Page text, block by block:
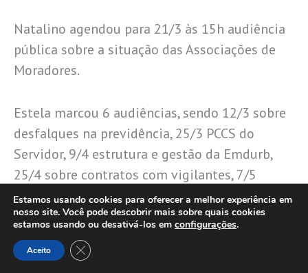
Natalino agendou para 21/3 às 15h audiência
pública sobre a situação das Associações de
Moradores.
Estela marcou 6 audiências, sendo 12/3 sobre
desfalques na previdência, 25/3 PCCS do
Servidor, 9/4 estrutura e gestão da Emdurb,
25/4 sobre contratos com vigilantes, 7/5
Escola do Parlamento e 25/4 a gestão e plano
de ação da Educação.
Estamos usando cookies para oferecer a melhor experiência em
nosso site. Você pode descobrir mais sobre quais cookies
estamos usando ou desativá-los em configurações.
Aceito Close GDPR Cookie Banner